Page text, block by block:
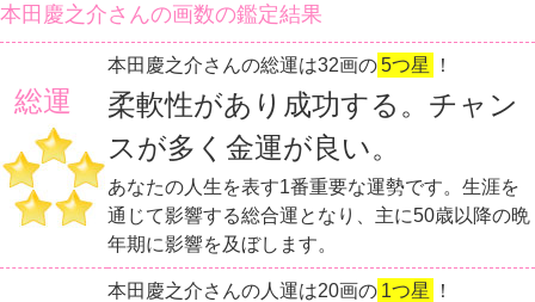
本田慶之介さんの画数の鑑定結果
総運
本田慶之介さんの総運は32画の5つ星 ！
柔軟性があり成功する。チャン
スが多く金運が良い。
あなたの人生を表す1番重要な運勢です。生涯を
通じて影響する総合運となり、主に50歳以降の晩
年期に影響を及ぼします。
本田慶之介さんの人運は20画の 1つ星 ！